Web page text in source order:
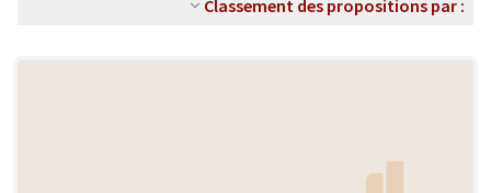
Classement des propositions par :